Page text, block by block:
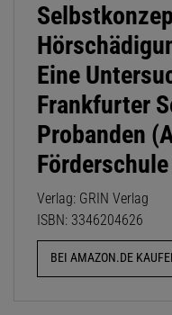
Eine
Frankfurter
Probanden
Verlag: GRIN Verlag
ISBN: 3346204626
BEI AMAZON.DE